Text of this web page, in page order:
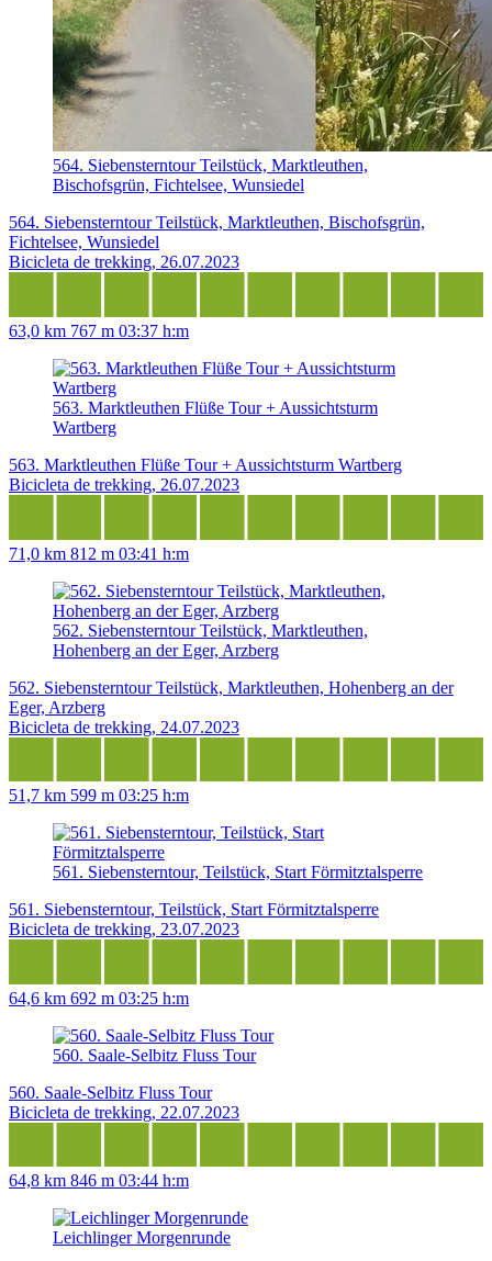
564. Siebensterntour Teilstück, Marktleuthen,
Bischofsgrün, Fichtelsee, Wunsiedel
564. Siebensterntour Teilstück, Marktleuthen, Bischofsgrün,
Fichtelsee, Wunsiedel
Bicicleta de trekking, 26.07.2023
63,0 km 767 m 03:37 h:m
563. Marktleuthen Flüße Tour + Aussichtsturm
Wartberg
563. Marktleuthen Flüße Tour + Aussichtsturm Wartberg
Bicicleta de trekking, 26.07.2023
71,0 km 812 m 03:41 h:m
562. Siebensterntour Teilstück, Marktleuthen,
Hohenberg an der Eger, Arzberg
562. Siebensterntour Teilstück, Marktleuthen, Hohenberg an der
Eger, Arzberg
Bicicleta de trekking, 24.07.2023
51,7 km 599 m 03:25 h:m
561. Siebensterntour, Teilstück, Start Förmitztalsperre
561. Siebensterntour, Teilstück, Start Förmitztalsperre
Bicicleta de trekking, 23.07.2023
64,6 km 692 m 03:25 h:m
560. Saale-Selbitz Fluss Tour
560. Saale-Selbitz Fluss Tour
Bicicleta de trekking, 22.07.2023
64,8 km 846 m 03:44 h:m
Leichlinger Morgenrunde